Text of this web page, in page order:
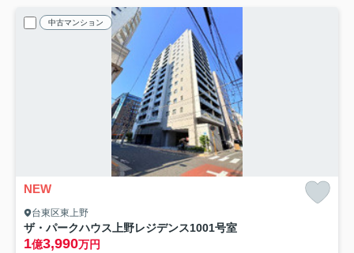
中古マンション
NEW
台東区東上野
ザ・パークハウス上野レジデンス1001号室
1億3,990万円